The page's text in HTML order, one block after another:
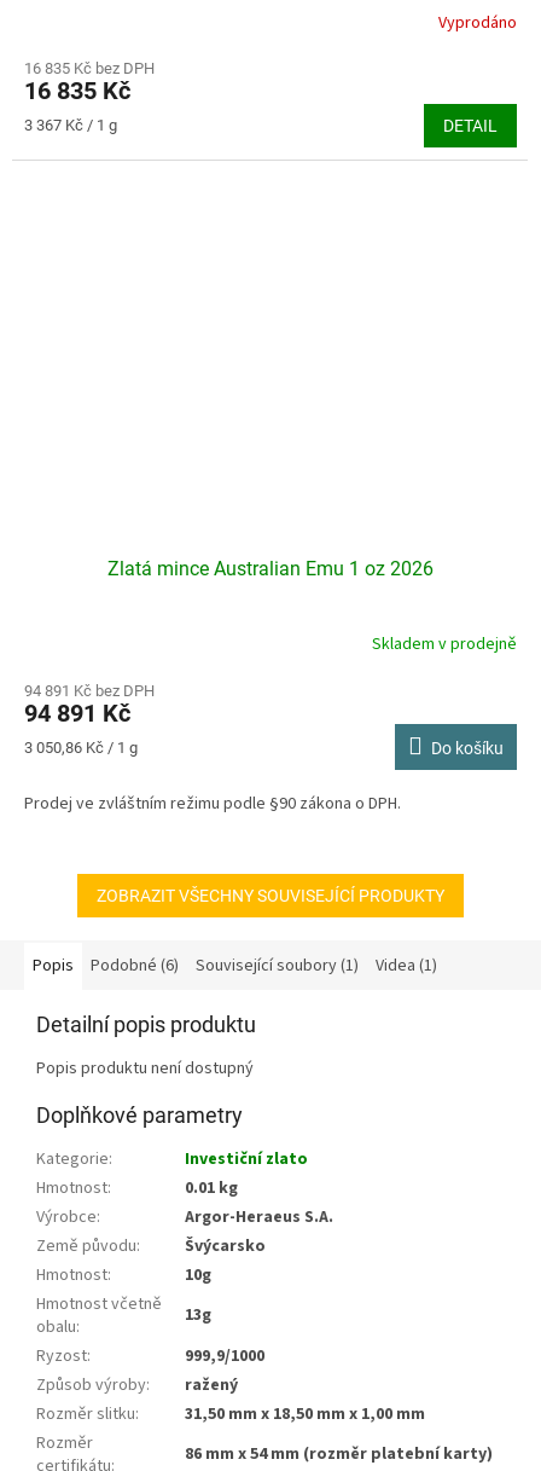
Vyprodáno
16 835 Kč bez DPH
16 835 Kč
Měrná
3 367 Kč / 1 g DETAIL
Zlatá mince Australian Emu 1 oz 2026
Skladem v prodejně
94 891 Kč bez DPH
94 891 Kč
Měrná
3 050,86 Kč / 1 g Do košíku
Prodej ve zvláštním režimu podle §90 zákona o DPH.
ZOBRAZIT VŠECHNY SOUVISEJÍCÍ PRODUKTY
Popis Podobné (6) Související soubory (1) Videa (1)
Detailní popis produktu
Popis produktu není dostupný
Doplňkové parametry
Kategorie:
Investiční zlato
Hmotnost:
0.01 kg
Výrobce:
Argor-Heraeus S.A.
Země původu:
Švýcarsko
Hmotnost:
10g
Hmotnost včetně
obalu:
13g
Ryzost:
999,9/1000
Způsob výroby:
ražený
Rozměr slitku:
31,50 mm x 18,50 mm x 1,00 mm
Rozměr
certifikátu: 86 mm x 54 mm (rozměr platební karty)